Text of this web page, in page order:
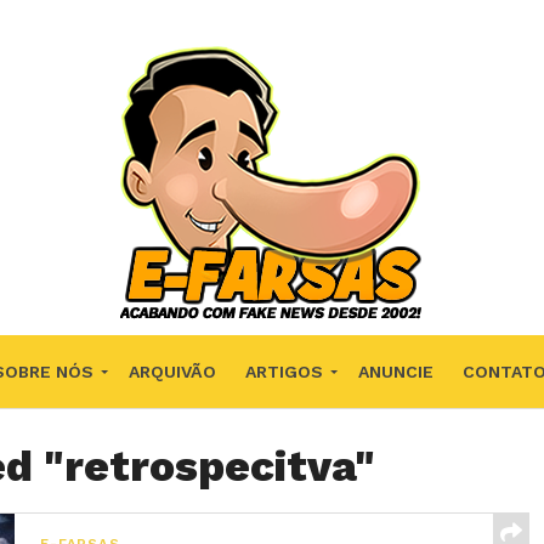
NÓS ARQUIVÃO ARTIGOS ANUNCIE CONTATO
"retrospecitva"